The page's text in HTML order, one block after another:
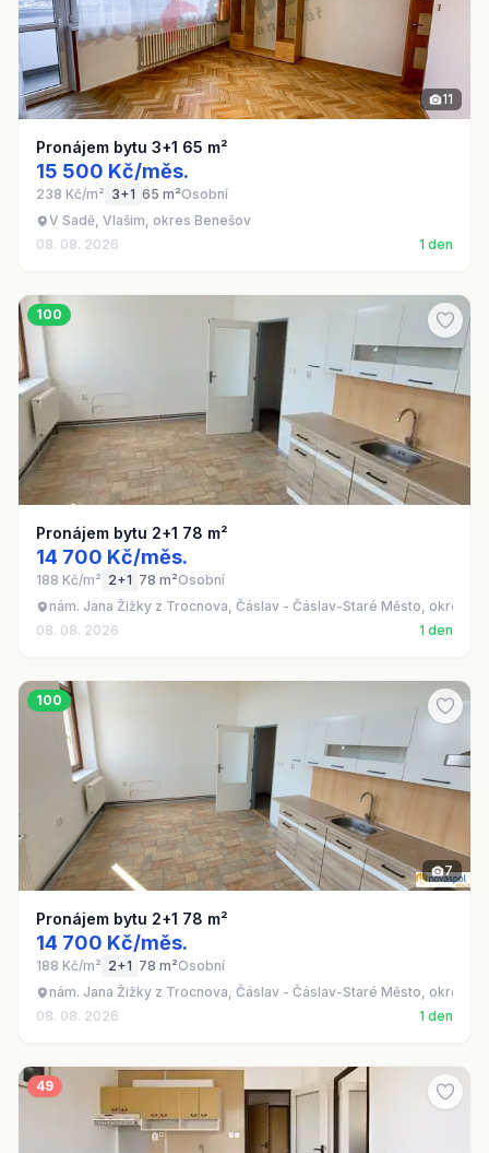
11
Pronájem bytu 3+1 65 m²
15 500 Kč/měs.
238 Kč/m² 3+1 65 m²Osobní
V Sadě, Vlašim, okres Benešov
08. 08. 2026
1 den
100
Pronájem bytu 2+1 78 m²
14 700 Kč/měs.
188 Kč/m² 2+1 78 m²Osobní
nám. Jana Žižky z Trocnova, Čáslav - Čáslav-Staré Město, okres
08. 08. 2026
1 den
100
7
Pronájem bytu 2+1 78 m²
14 700 Kč/měs.
188 Kč/m² 2+1 78 m²Osobní
nám. Jana Žižky z Trocnova, Čáslav - Čáslav-Staré Město, okres
08. 08. 2026
1 den
49